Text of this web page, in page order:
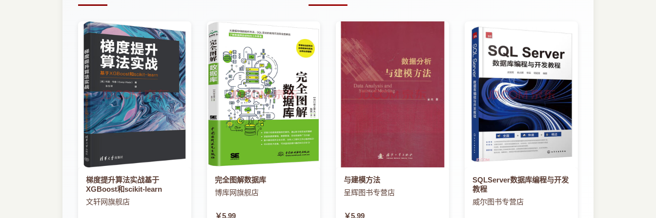
梯度提升算法实战基于
XGBoost和scikit-learn
文轩网旗舰店
完全图解数据库
博库网旗舰店
￥5.99
与建模方法
呈辉图书专营店
￥5.99
SQLServer数据库编程与开发
教程
威尔图书专营店